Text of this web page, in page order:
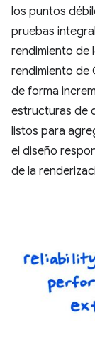
los puntos
pruebas
rendimiento de
rendimiento de
de forma
estructuras de
listos para
el diseño
de la